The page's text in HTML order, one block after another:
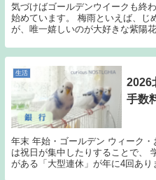
気づけばゴールデンウイークも終
始めています。 梅雨といえば、じ
が、唯一嬉しいのが大好きな紫陽
生活
2026
手数
年末 年始・ゴールデン ウィーク
は祝日が集中したりすることで、
がある「大型連休」が年に4回あり